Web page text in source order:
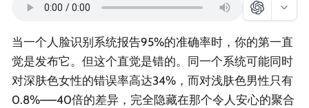
当一个人脸识别系统报告95%的准确率时，你的第一直
觉是发布它。但这个直觉是错的。同一个系统可能同时
对深肤色女性的错误率高达34%，而对浅肤色男性只有
0.8%——40倍的差异，完全隐藏在那个令人安心的聚合